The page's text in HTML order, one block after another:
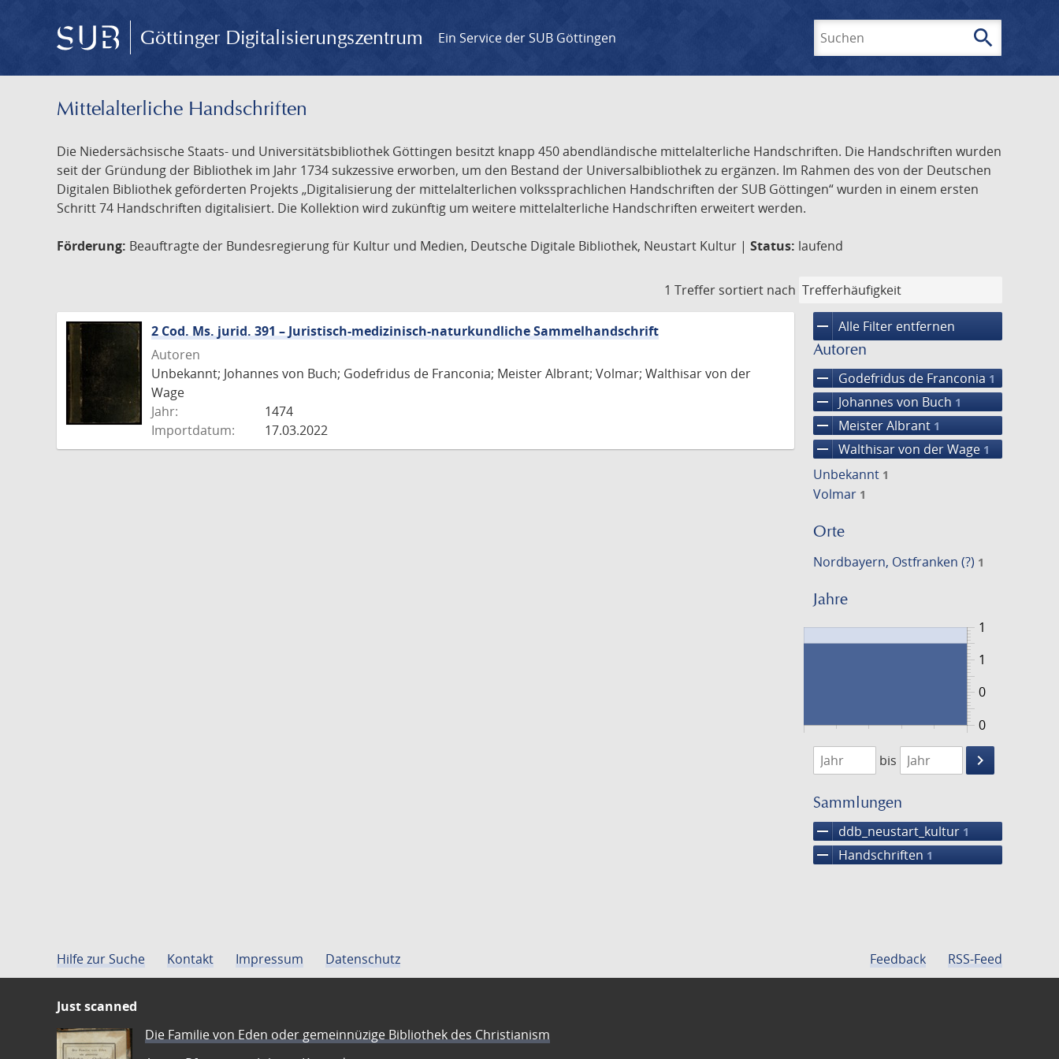
Göttinger Digitalisierungszentrum Ein Service der SUB Göttingen search
Mittelalterliche Handschriften
Die Niedersächsische Staats- und Universitätsbibliothek Göttingen besitzt knapp 450 abendländische mittelalterliche Handschriften. Die Handschriften wurden
seit der Gründung der Bibliothek im Jahr 1734 sukzessive erworben, um den Bestand der Universalbibliothek zu ergänzen. Im Rahmen des von der Deutschen
Digitalen Bibliothek geförderten Projekts „Digitalisierung der mittelalterlichen volkssprachlichen Handschriften der SUB Göttingen“ wurden in einem ersten
Schritt 74 Handschriften digitalisiert. Die Kollektion wird zukünftig um weitere mittelalterliche Handschriften erweitert werden.
Förderung: Beauftragte der Bundesregierung für Kultur und Medien, Deutsche Digitale Bibliothek, Neustart Kultur | Status: laufend
1 Treffer sortiert nach
remove Alle Filter entfernen
Autoren
remove Godefridus de Franconia 1
remove Johannes von Buch 1
remove Meister Albrant 1
remove Walthisar von der Wage 1
Unbekannt 1
Volmar 1
Orte
Nordbayern, Ostfranken (?) 1
Jahre
0
1
0
1
1474
1475
bis
keyboard_arrow_right
Suche
Sammlungen
remove ddb_neustart_kultur 1
remove Handschriften 1
2 Cod. Ms. jurid. 391 – Juristisch-medizinisch-naturkundliche Sammelhandschrift
Autoren
Unbekannt; Johannes von Buch; Godefridus de Franconia; Meister Albrant; Volmar; Walthisar von der
Wage
Jahr:
1474
Importdatum:
17.03.2022
Hilfe zur Suche Kontakt Impressum Datenschutz Feedback RSS-Feed
Just scanned
Die Familie von Eden oder gemeinnüzige Bibliothek des Christianism